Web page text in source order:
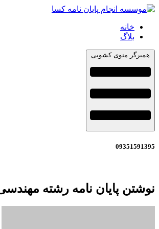
خانه
بلاگ
همبرگر منوی کشویی
09351591395
نوشتن پایان نامه رشته